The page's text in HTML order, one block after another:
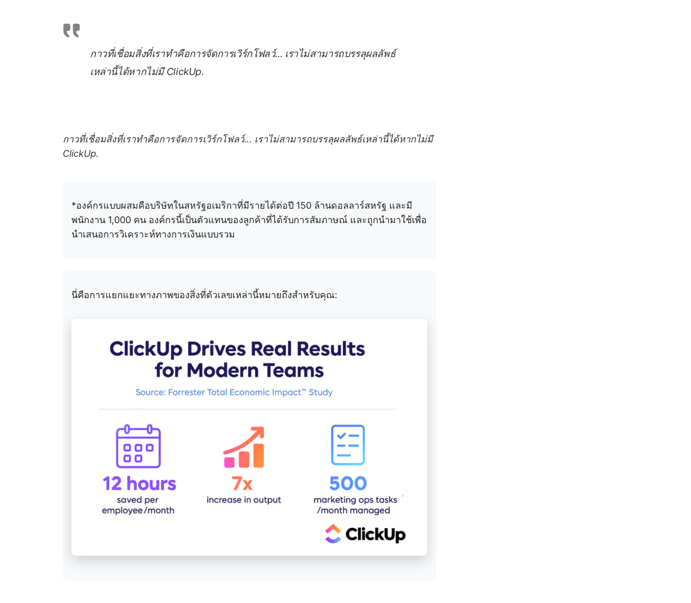
กาวที่เชื่อมสิ่งที่เราทำคือการจัดการเวิร์กโฟลว์... เราไม่สามารถบรรลุผลลัพธ์
เหล่านี้ได้หากไม่มี ClickUp.
กาวที่เชื่อมสิ่งที่เราทำคือการจัดการเวิร์กโฟลว์... เราไม่สามารถบรรลุผลลัพธ์เหล่านี้ได้หากไม่มี
ClickUp.
*องค์กรแบบผสมคือบริษัทในสหรัฐอเมริกาที่มีรายได้ต่อปี 150 ล้านดอลลาร์สหรัฐ และมี
พนักงาน 1,000 คน องค์กรนี้เป็นตัวแทนของลูกค้าที่ได้รับการสัมภาษณ์ และถูกนำมาใช้เพื่อ
นำเสนอการวิเคราะห์ทางการเงินแบบรวม
นี่คือการแยกแยะทางภาพของสิ่งที่ตัวเลขเหล่านี้หมายถึงสำหรับคุณ: